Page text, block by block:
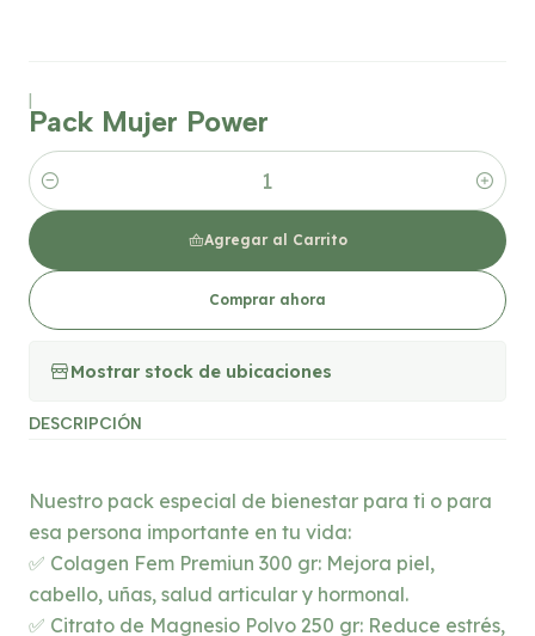
|
Pack Mujer Power
Cantidad
Agregar al Carrito
Comprar ahora
Mostrar stock de ubicaciones
DESCRIPCIÓN
Nuestro pack especial de bienestar para ti o para
esa persona importante en tu vida:
✅ Colagen Fem Premiun 300 gr: Mejora piel,
cabello, uñas, salud articular y hormonal.
✅ Citrato de Magnesio Polvo 250 gr: Reduce estrés,